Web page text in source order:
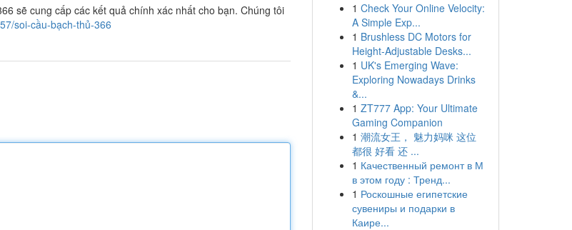
sẽ cung cấp các kết quả chính xác nhất cho bạn. Chúng tôi
soi-cầu-bạch-thủ-366
1 Check Your Online Velocity:
A Simple Exp...
1 Brushless DC Motors for
Height-Adjustable Desks...
1 UK's Emerging Wave:
Exploring Nowadays Drinks
&...
1 ZT777 App: Your Ultimate
Gaming Companion
1 潮流女王， 魅力妈咪 这位
都很 好看 还 ...
1 Качественный ремонт в М
в этом году : Тренд...
1 Роскошные египетские
сувениры и подарки в
Каире...